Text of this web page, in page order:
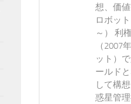
想、価
ロボッ
～） 利
（2007
ット）
ールド
して構
惑星管